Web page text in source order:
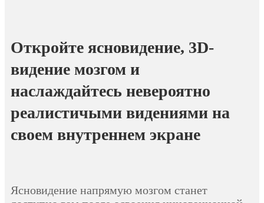
Откройте ясновидение, 3D-
видение мозгом и
наслаждайтесь невероятно
реалистичыми видениями на
своем внутреннем экране
Ясновидение напрямую мозгом станет